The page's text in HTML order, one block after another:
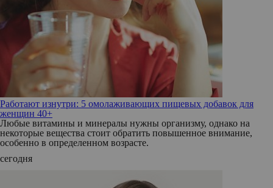
Работают изнутри: 5 омолаживающих пищевых добавок для
женщин 40+
Любые витамины и минералы нужны организму, однако на
некоторые вещества стоит обратить повышенное внимание,
особенно в определенном возрасте.
сегодня